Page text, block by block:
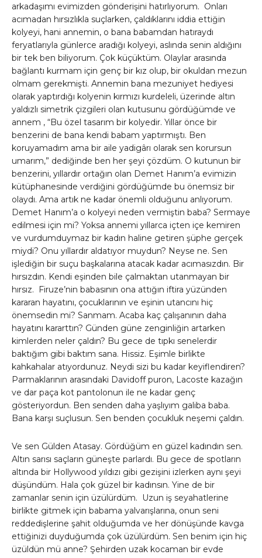
arkadaşımı evimizden gönderişini hatırlıyorum. Onları
acımadan hırsızlıkla suçlarken, çaldıklarını iddia ettiğin
kolyeyi, hani annemin, o bana babamdan hatıraydı
feryatlarıyla günlerce aradığı kolyeyi, aslında senin aldığını
bir tek ben biliyorum. Çok küçüktüm. Olaylar arasında
bağlantı kurmam için genç bir kız olup, bir okuldan mezun
olmam gerekmişti. Annemin bana mezuniyet hediyesi
olarak yaptırdığı kolyenin kırmızı kurdeleli, üzerinde altın
yaldızlı simetrik çizgileri olan kutusunu gördüğümde ve
annem , “Bu özel tasarım bir kolyedir. Yıllar önce bir
benzerini de bana kendi babam yaptırmıştı. Ben
koruyamadım ama bir aile yadigârı olarak sen korursun
umarım,” dediğinde ben her şeyi çözdüm. O kutunun bir
benzerini, yıllardır ortağın olan Demet Hanım’a evimizin
kütüphanesinde verdiğini gördüğümde bu önemsiz bir
olaydı. Ama artık ne kadar önemli olduğunu anlıyorum.
Demet Hanım’a o kolyeyi neden vermiştin baba? Sermaye
edilmesi için mi? Yoksa annemi yıllarca içten içe kemiren
ve vurdumduymaz bir kadın haline getiren şüphe gerçek
miydi? Onu yıllardır aldatıyor muydun? Neyse ne. Sen
işlediğin bir suçu başkalarına atacak kadar acımasızdın. Bir
hırsızdın. Kendi eşinden bile çalmaktan utanmayan bir
hırsız. Firuze’nin babasının ona attığın iftira yüzünden
kararan hayatını, çocuklarının ve eşinin utancını hiç
önemsedin mi? Sanmam. Acaba kaç çalışanının daha
hayatını kararttın? Günden güne zenginliğin artarken
kimlerden neler çaldın? Bu gece de tıpkı senelerdir
baktığım gibi baktım sana. Hissiz. Eşimle birlikte
kahkahalar atıyordunuz. Neydi sizi bu kadar keyiflendiren?
Parmaklarının arasındaki Davidoff puron, Lacoste kazağın
ve dar paça kot pantolonun ile ne kadar genç
gösteriyordun. Ben senden daha yaşlıyım galiba baba.
Bana karşı suçlusun. Sen benden çocukluk neşemi çaldın.
Ve sen Gülden Atasay. Gördüğüm en güzel kadındın sen.
Altın sarısı saçların güneşte parlardı. Bu gece de spotların
altında bir Hollywood yıldızı gibi gezişini izlerken aynı şeyi
düşündüm. Hala çok güzel bir kadınsın. Yine de bir
zamanlar senin için üzülürdüm. Uzun iş seyahatlerine
birlikte gitmek için babama yalvarışlarına, onun seni
reddedişlerine şahit olduğumda ve her dönüşünde kavga
ettiğinizi duyduğumda çok üzülürdüm. Sen benim için hiç
üzüldün mü anne? Şehirden uzak kocaman bir evde